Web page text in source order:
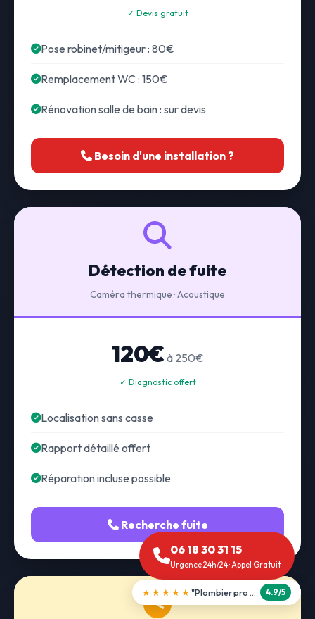
✓ Devis gratuit
Pose robinet/mitigeur : 80€
Remplacement WC : 150€
Rénovation salle de bain : sur devis
Besoin d'une installation ?
Détection de fuite
Caméra thermique · Acoustique
120€ à 250€
✓ Diagnostic offert
Localisation sans casse
Rapport détaillé offert
Réparation incluse possible
Recherche fuite
06 18 30 31 15
Urgence 24h/24 · Appel Gratuit
★★★★★ "Débouchage WC en 30 min" 5.0/5